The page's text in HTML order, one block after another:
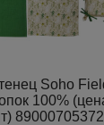
Soho
100%